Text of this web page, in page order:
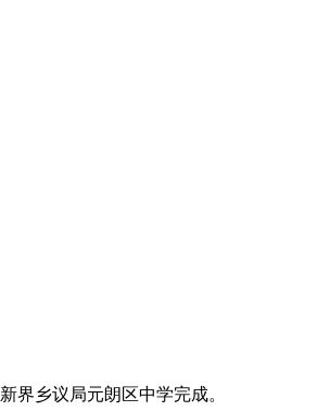
界乡议局元朗区中学完成。